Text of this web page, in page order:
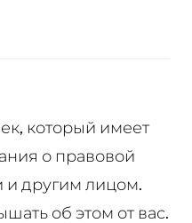
который имеет
о правовой
другим лицом.
об этом от вас.